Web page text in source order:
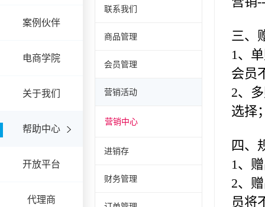
案例伙伴
电商学院
关于我们
帮助中心
开放平台
代理商
联系我们
商品管理
会员管理
营销活动
营销中心
进销存
财务管理